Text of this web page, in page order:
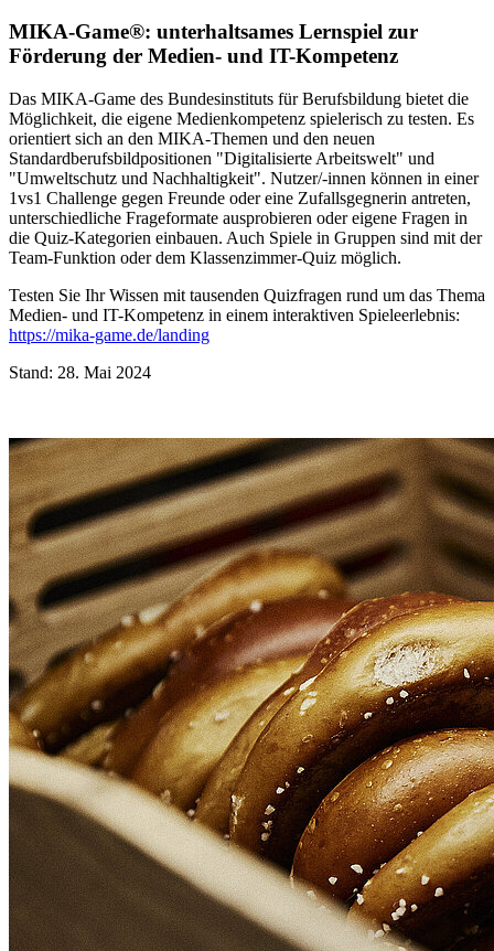
MIKA-Game®: unterhaltsames Lernspiel zur
Förderung der Medien- und IT-Kompetenz
Das MIKA-Game des Bundesinstituts für Berufsbildung bietet die
Möglichkeit, die eigene Medienkompetenz spielerisch zu testen. Es
orientiert sich an den MIKA-Themen und den neuen
Standardberufsbildpositionen "Digitalisierte Arbeitswelt" und
"Umweltschutz und Nachhaltigkeit". Nutzer/-innen können in einer
1vs1 Challenge gegen Freunde oder eine Zufallsgegnerin antreten,
unterschiedliche Frageformate ausprobieren oder eigene Fragen in
die Quiz-Kategorien einbauen. Auch Spiele in Gruppen sind mit der
Team-Funktion oder dem Klassenzimmer-Quiz möglich.
Testen Sie Ihr Wissen mit tausenden Quizfragen rund um das Thema
Medien- und IT-Kompetenz in einem interaktiven Spieleerlebnis:
https://mika-game.de/landing
Stand: 28. Mai 2024